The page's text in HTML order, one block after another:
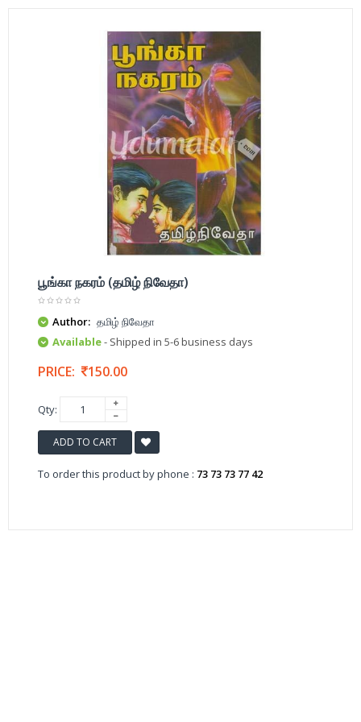
பூங்கா நகரம் (தமிழ் நிவேதா)
Author: தமிழ் நிவேதா
Available- Shipped in 5-6 business days
PRICE: 150.00
Qty:
ADD TO CART
To order this product by phone : 73 73 73 77 42